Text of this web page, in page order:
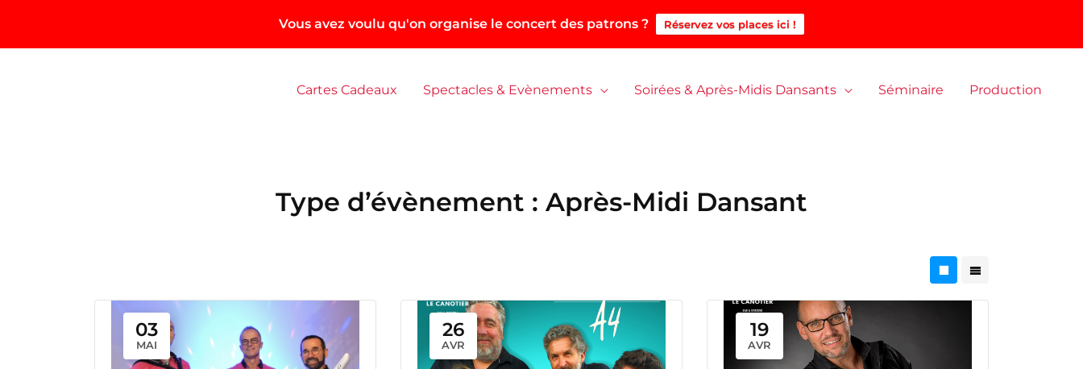
Vous avez voulu qu'on organise le concert des patrons ? Réservez vos places ici !
Cartes Cadeaux Spectacles & Evènements Soirées & Après-Midis Dansants Séminaire Production
Type d’évènement : Après-Midi Dansant
03
MAI
26
AVR
19
AVR